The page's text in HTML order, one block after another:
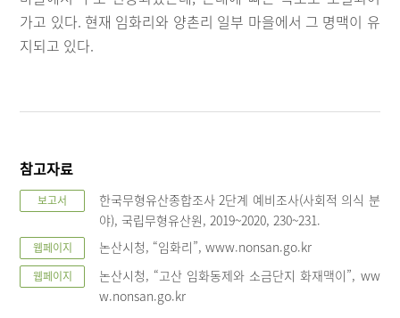
가고 있다. 현재 임화리와 양촌리 일부 마을에서 그 명맥이 유
지되고 있다.
참고자료
보고서
한국무형유산종합조사 2단계 예비조사(사회적 의식 분
야), 국립무형유산원, 2019~2020, 230~231.
웹페이지 논산시청, “임화리”, www.nonsan.go.kr
웹페이지
논산시청, “고산 임화동제와 소금단지 화재맥이”, ww
w.nonsan.go.kr